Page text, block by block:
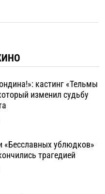
кастинг «Тельмы
изменил судьбу
«Бесславных ублюдков»
трагедией